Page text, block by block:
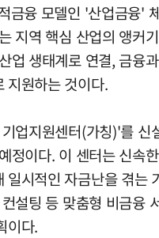
금융 모델인 '산업금융'
지역 핵심 산업의 앵커
업 생태계로 연결, 금융
지원하는 것이다.
업지원센터(가칭)'를 신
정이다. 이 센터는 신속
일시적인 자금난을 겪는
설팅 등 맞춤형 비금융
이다.